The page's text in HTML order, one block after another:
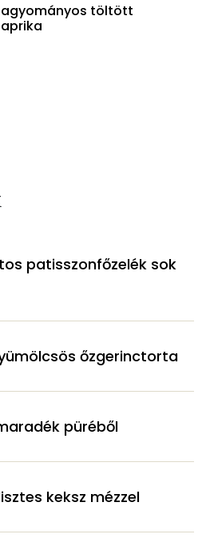
töltött
patisszonfőzelék sok
őzgerinctorta
püréből
keksz mézzel